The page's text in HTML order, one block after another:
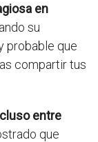
en
su
probable que
compartir tus
entre
que